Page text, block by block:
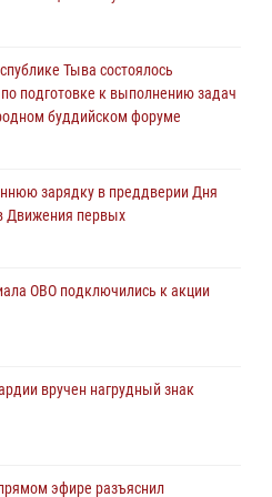
приняли участие в акции
отработали экипажи
года
итоги юбилейного личного
Тыва состоялось
подготовке к выполнению задач
буддийском форуме
зарядку в преддверии Дня
Движения первых
ОВО подключились к акции
вручен нагрудный знак
эфире разъяснил